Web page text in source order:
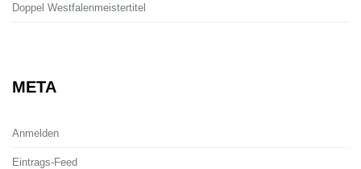
Doppel Westfalenmeistertitel
META
Anmelden
Eintrags-Feed